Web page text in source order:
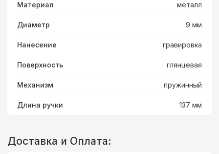
Материал металл
Диаметр 9 мм
Нанесение гравировка
Поверхность глянцевая
Механизм пружинный
Длина ручки 137 мм
Доставка и Оплата: